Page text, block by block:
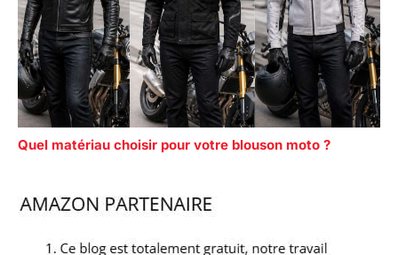
Quel matériau choisir pour votre blouson moto ?